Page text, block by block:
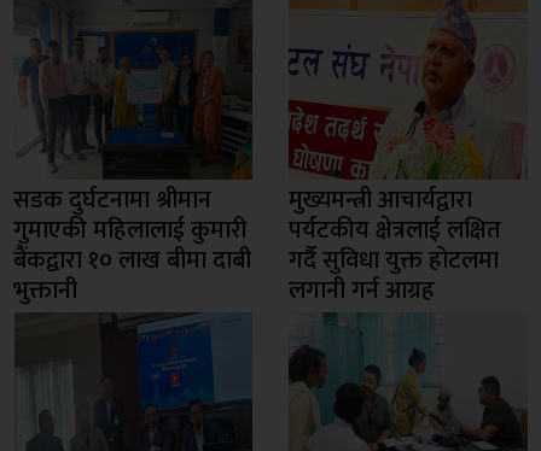
सडक दुर्घटनामा श्रीमान
गुमाएकी महिलालाई कुमारी
बैंकद्वारा १० लाख बीमा दाबी
भुक्तानी
मुख्यमन्त्री आचार्यद्वारा
पर्यटकीय क्षेत्रलाई लक्षित
गर्दै सुविधा युक्त होटलमा
लगानी गर्न आग्रह